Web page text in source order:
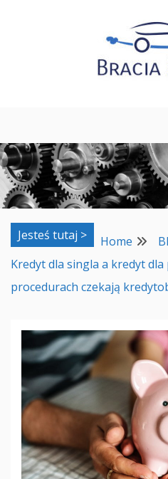
Jesteś tutaj > Home
Kredyt dla singla a kredyt
procedurach czekają